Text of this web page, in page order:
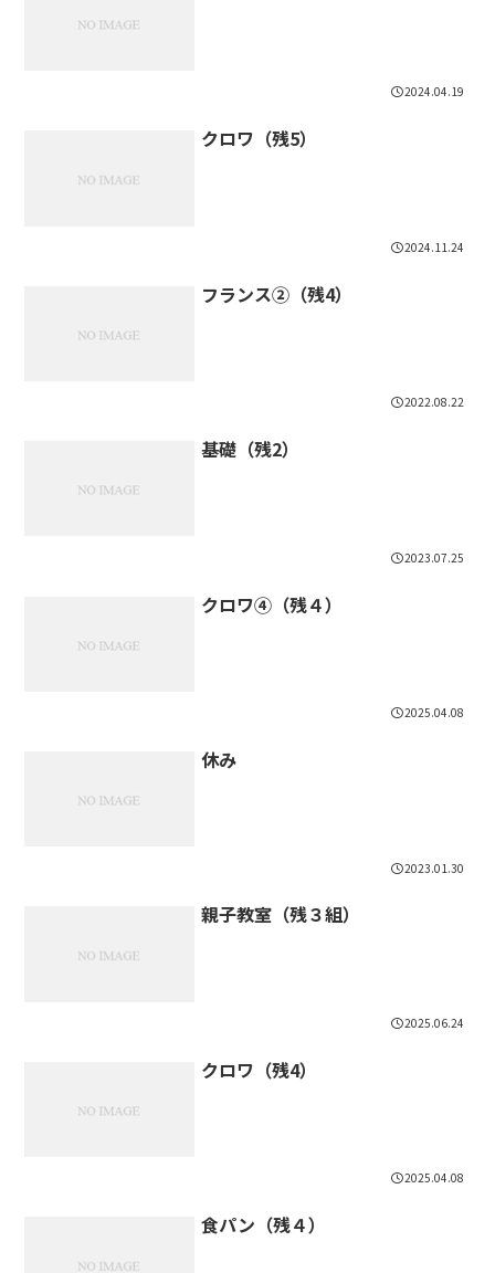
2024.04.19
クロワ（残5）
2024.11.24
フランス②（残4）
2022.08.22
基礎（残2）
2023.07.25
クロワ④（残４）
2025.04.08
休み
2023.01.30
親子教室（残３組）
2025.06.24
クロワ（残4）
2025.04.08
食パン（残４）